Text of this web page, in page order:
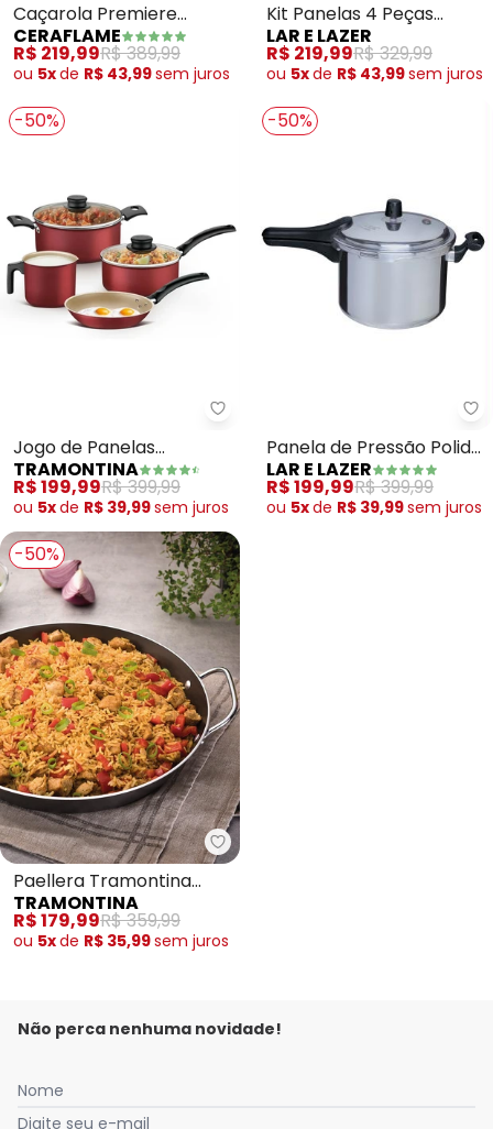
Caçarola Premiere
(Vermelha) 2,3 Litros
CERAFLAME
R$ 219,99R$ 389,99
ou 5xde R$ 43,99sem juros
Kit Panelas 4 Peças
Cereja Magnific
LAR E LAZER
R$ 219,99R$ 329,99
ou 5xde R$ 43,99sem juros
-50%
Tramontina - Jogo de Panelas
Jogo de Panelas
(Vermelho) 4 Peças
TRAMONTINA
R$ 199,99R$ 399,99
ou 5xde R$ 39,99sem juros
-50%
Panela de Pressão Polida
(Cinza) 4,5 Litros
LAR E LAZER
R$ 199,99R$ 399,99
ou 5xde R$ 39,99sem juros
-50%
Tramontina - Paellera
Paellera Tramontina
Loreto Grafite 30cm
TRAMONTINA
R$ 179,99R$ 359,99
ou 5xde R$ 35,99sem juros
Não perca nenhuma novidade!
Nome
Digite seu e-mail